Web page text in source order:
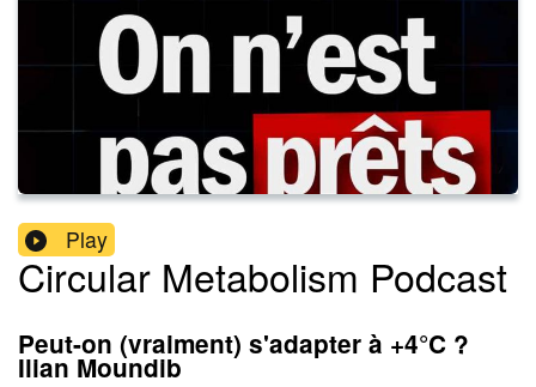
Play
Circular Metabolism Podcast
Peut-on (vraiment) s'adapter à +4°C ?
Ilian Moundib